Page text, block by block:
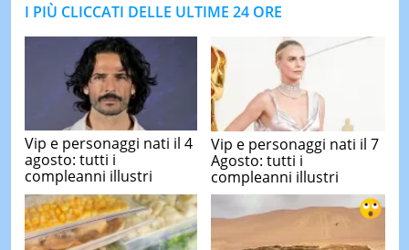
I PIÙ CLICCATI DELLE ULTIME 24 ORE
Vip e personaggi nati il 4
agosto: tutti i
compleanni illustri
Vip e personaggi nati il 7
Agosto: tutti i
compleanni illustri